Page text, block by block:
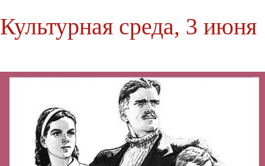
Культурная среда, 3 июня